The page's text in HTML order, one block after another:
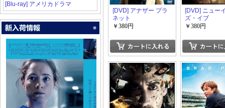
[Blu-ray] アメリカドラマ
[DVD] アナザー プラ
ネット
￥380円
[DVD] ニュー
ズ・イブ
￥380円